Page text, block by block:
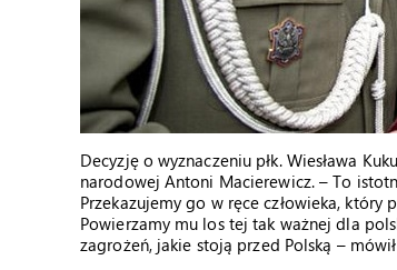
Decyzję o wyznaczeniu płk. Wiesława
narodowej Antoni Macierewicz. – To
Przekazujemy go w ręce człowieka, który
Powierzamy mu los tej tak ważnej dla
zagrożeń, jakie stoją przed Polską –